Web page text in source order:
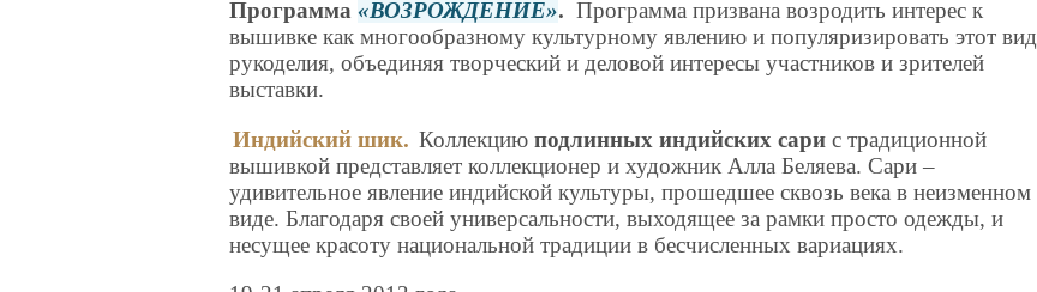
Программа ВОЗРОЖДЕНИЕ . Программа призвана возродить интерес к
вышивке как многообразному культурному явлению и популяризировать этот вид
рукоделия, объединяя творческий и деловой интересы участников и зрителей
выставки.
Индийский шик. Коллекциюподлинных индийских сари с традиционной
вышивкой представляет коллекционер и художник Алла Беляева. Сари –
удивительное явление индийской культуры, прошедшее сквозь века в неизменном
виде. Благодаря своей универсальности, выходящее за рамки просто одежды, и
несущее красоту национальной традиции в бесчисленных вариациях.